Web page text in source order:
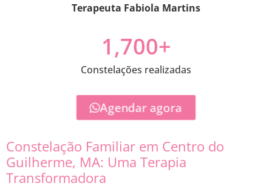
Terapeuta Fabiola Martins
Constelações realizadas
1,700+
Agendar agora
Constelação Familiar em Centro do
Guilherme, MA: Uma Terapia
Transformadora